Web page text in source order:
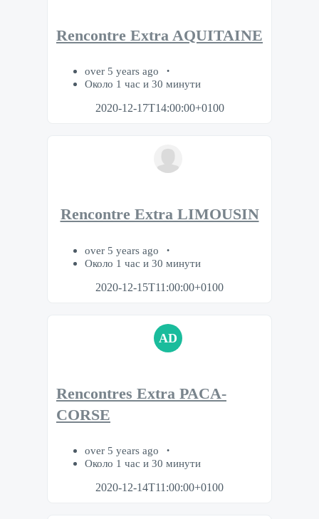
Rencontre Extra AQUITAINE
over 5 years ago
Около 1 час и 30 минути
2020-12-17T14:00:00+0100
Rencontre Extra LIMOUSIN
over 5 years ago
Около 1 час и 30 минути
2020-12-15T11:00:00+0100
AD
Rencontres Extra PACA-
CORSE
over 5 years ago
Около 1 час и 30 минути
2020-12-14T11:00:00+0100